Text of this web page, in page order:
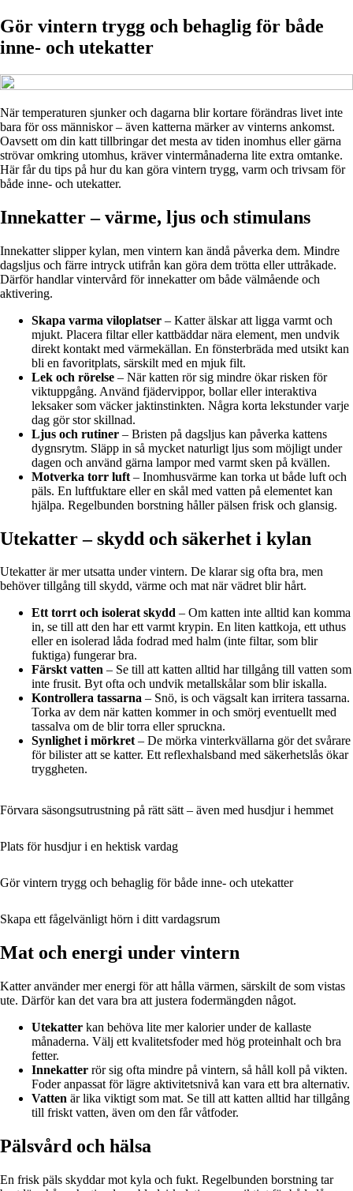
Gör vintern trygg och behaglig för både
inne- och utekatter
När temperaturen sjunker och dagarna blir kortare förändras livet inte
bara för oss människor – även katterna märker av vinterns ankomst.
Oavsett om din katt tillbringar det mesta av tiden inomhus eller gärna
strövar omkring utomhus, kräver vintermånaderna lite extra omtanke.
Här får du tips på hur du kan göra vintern trygg, varm och trivsam för
både inne- och utekatter.
Innekatter – värme, ljus och stimulans
Innekatter slipper kylan, men vintern kan ändå påverka dem. Mindre
dagsljus och färre intryck utifrån kan göra dem trötta eller uttråkade.
Därför handlar vintervård för innekatter om både välmående och
aktivering.
Skapa varma viloplatser – Katter älskar att ligga varmt och
mjukt. Placera filtar eller kattbäddar nära element, men undvik
direkt kontakt med värmekällan. En fönsterbräda med utsikt kan
bli en favoritplats, särskilt med en mjuk filt.
Lek och rörelse – När katten rör sig mindre ökar risken för
viktuppgång. Använd fjädervippor, bollar eller interaktiva
leksaker som väcker jaktinstinkten. Några korta lekstunder varje
dag gör stor skillnad.
Ljus och rutiner – Bristen på dagsljus kan påverka kattens
dygnsrytm. Släpp in så mycket naturligt ljus som möjligt under
dagen och använd gärna lampor med varmt sken på kvällen.
Motverka torr luft – Inomhusvärme kan torka ut både luft och
päls. En luftfuktare eller en skål med vatten på elementet kan
hjälpa. Regelbunden borstning håller pälsen frisk och glansig.
Utekatter – skydd och säkerhet i kylan
Utekatter är mer utsatta under vintern. De klarar sig ofta bra, men
behöver tillgång till skydd, värme och mat när vädret blir hårt.
Ett torrt och isolerat skydd – Om katten inte alltid kan komma
in, se till att den har ett varmt krypin. En liten kattkoja, ett uthus
eller en isolerad låda fodrad med halm (inte filtar, som blir
fuktiga) fungerar bra.
Färskt vatten – Se till att katten alltid har tillgång till vatten som
inte frusit. Byt ofta och undvik metallskålar som blir iskalla.
Kontrollera tassarna – Snö, is och vägsalt kan irritera tassarna.
Torka av dem när katten kommer in och smörj eventuellt med
tassalva om de blir torra eller spruckna.
Synlighet i mörkret– De mörka vinterkvällarna gör det svårare
för bilister att se katter. Ett reflexhalsband med säkerhetslås ökar
tryggheten.
Förvara säsongsutrustning på rätt sätt – även med husdjur i hemmet
Plats för husdjur i en hektisk vardag
Gör vintern trygg och behaglig för både inne- och utekatter
Skapa ett fågelvänligt hörn i ditt vardagsrum
Mat och energi under vintern
Katter använder mer energi för att hålla värmen, särskilt de som vistas
ute. Därför kan det vara bra att justera fodermängden något.
Utekatter kan behöva lite mer kalorier under de kallaste
månaderna. Välj ett kvalitetsfoder med hög proteinhalt och bra
fetter.
Innekatter rör sig ofta mindre på vintern, så håll koll på vikten.
Foder anpassat för lägre aktivitetsnivå kan vara ett bra alternativ.
Vatten är lika viktigt som mat. Se till att katten alltid har tillgång
till friskt vatten, även om den får våtfoder.
Pälsvård och hälsa
En frisk päls skyddar mot kyla och fukt. Regelbunden borstning tar